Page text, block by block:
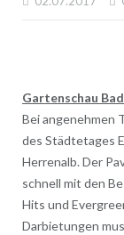
Gartenschau
Bei angenehmen
des Städtetages
Herrenalb. Der
schnell mit den
Hits und
Darbietungen